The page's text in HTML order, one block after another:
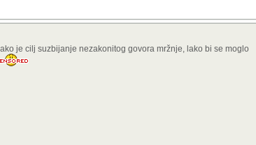
je cilj suzbijanje nezakonitog govora mržnje, lako bi se moglo